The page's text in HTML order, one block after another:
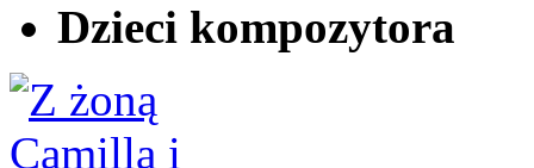
Dzieci kompozytora